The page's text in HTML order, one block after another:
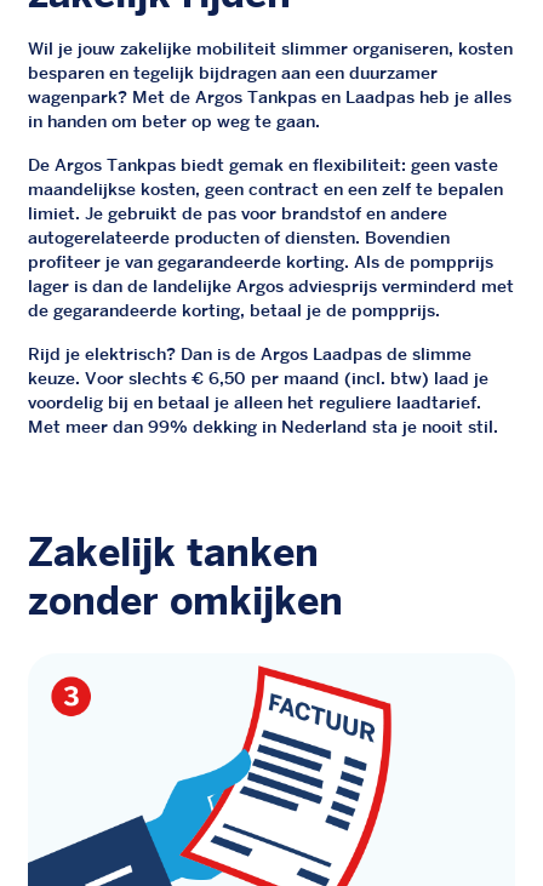
Wil je jouw zakelijke mobiliteit slimmer organiseren, kosten
besparen en tegelijk bijdragen aan een duurzamer
wagenpark? Met de Argos Tankpas en Laadpas heb je alles
in handen om beter op weg te gaan.
De Argos Tankpas biedt gemak en flexibiliteit: geen vaste
maandelijkse kosten, geen contract en een zelf te bepalen
limiet. Je gebruikt de pas voor brandstof en andere
autogerelateerde producten of diensten. Bovendien
profiteer je van gegarandeerde korting. Als de pompprijs
lager is dan de landelijke Argos adviesprijs verminderd met
de gegarandeerde korting, betaal je de pompprijs.
Rijd je elektrisch? Dan is de Argos Laadpas de slimme
keuze. Voor slechts € 6,50 per maand (incl. btw) laad je
voordelig bij en betaal je alleen het reguliere laadtarief.
Met meer dan 99% dekking in Nederland sta je nooit stil.
Zakelijk tanken
zonder omkijken